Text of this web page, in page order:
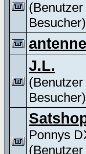
Besucher)
J.L.
Besucher)
Ponnys